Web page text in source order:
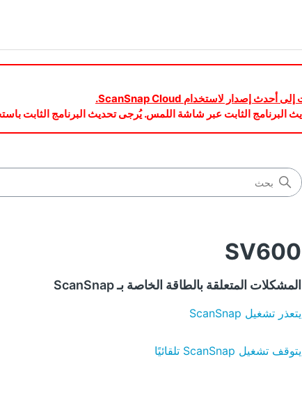
SV600
المشكلات المتعلقة بالطاقة الخاصة بـ ScanSnap
يتعذر تشغيل ScanSnap
يتوقف تشغيل ScanSnap تلقائيًا